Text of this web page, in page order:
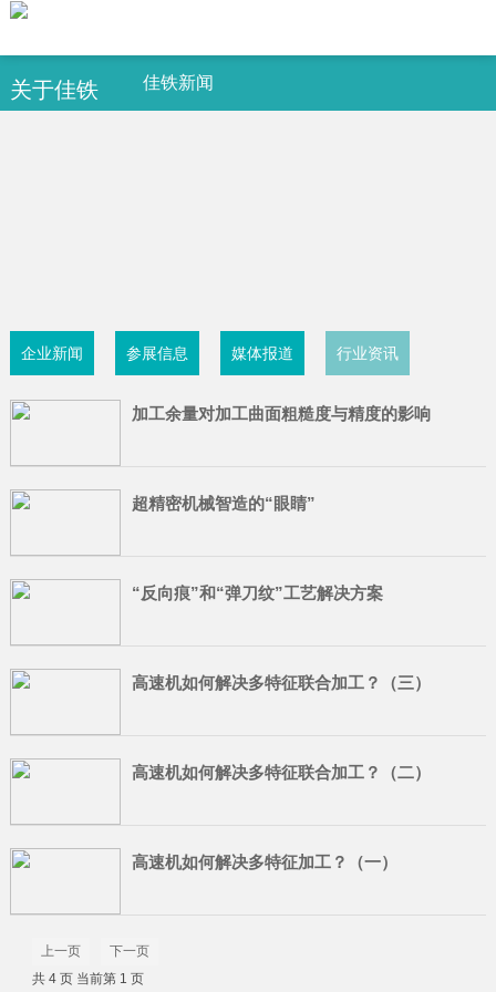
关于佳铁 佳铁新闻
企业新闻 参展信息 媒体报道 行业资讯
加工余量对加工曲面粗糙度与精度的影响
超精密机械智造的“眼睛”
“反向痕”和“弹刀纹”工艺解决方案
高速机如何解决多特征联合加工？（三）
高速机如何解决多特征联合加工？（二）
高速机如何解决多特征加工？（一）
上一页
下一页
共 4 页 当前第 1 页